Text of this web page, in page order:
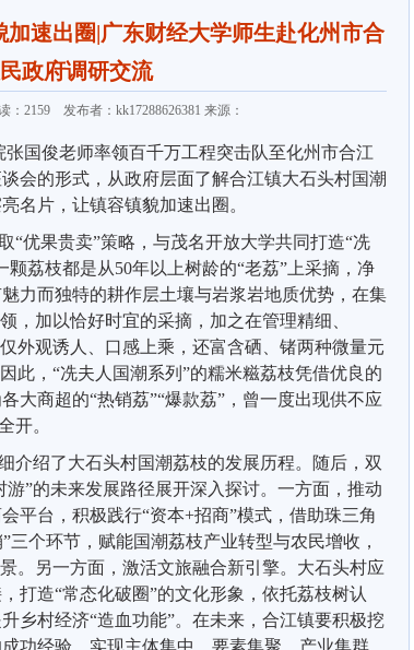
速出圈|广东财经大学师生赴化州市合
政府调研交流
：2159 发布者：kk17288626381 来源：
张国俊老师率领百千万工程突击队至化州市合江
谈会的形式 ， 从政府层面了解合江镇大石头村国潮
名片，让镇容镇貌加速出圈。
“优果贵卖”策略，与茂名开放大学共同打造“冼
颗荔枝都是从50年以上树龄的“老荔”上采摘， 净
力而独特的耕作层土壤与岩浆岩地质优势，在集
，加以恰好时宜的采摘，加之在管理精细、
外观诱人、口感上乘， 还富含硒、锗两种微量元
因此， “冼夫人国潮系列”的糯米糍荔枝凭借优良的
大商超的“热销荔”“爆款荔”，曾一度出现供不应
开。
介绍了大石头村国潮荔枝的发展历程。随后 ， 双
游”的未来发展路径展开深入探讨。 一方面 ， 推动
平台，积极践行“资本+招商”模式 ， 借助珠三角
”三个环节，赋能国潮荔枝产业转型与农民增收，
。 另一方面 ， 激活文旅融合新引擎。 大石头村应
，打造“常态化破圈”的文化形象 ， 依托荔枝树认
乡村经济“造血功能”。 在未来，合江镇要积极挖
功经验，实现主体集中，要素集聚，产业集群，